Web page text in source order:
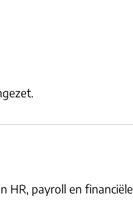
HR, payroll en financiële